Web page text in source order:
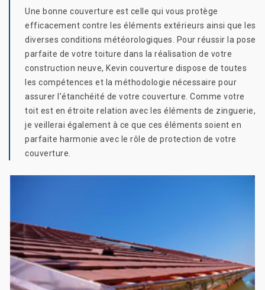
Une bonne couverture est celle qui vous protège
efficacement contre les éléments extérieurs ainsi que les
diverses conditions météorologiques. Pour réussir la pose
parfaite de votre toiture dans la réalisation de votre
construction neuve, Kevin couverture dispose de toutes
les compétences et la méthodologie nécessaire pour
assurer l’étanchéité de votre couverture. Comme votre
toit est en étroite relation avec les éléments de zinguerie,
je veillerai également à ce que ces éléments soient en
parfaite harmonie avec le rôle de protection de votre
couverture.